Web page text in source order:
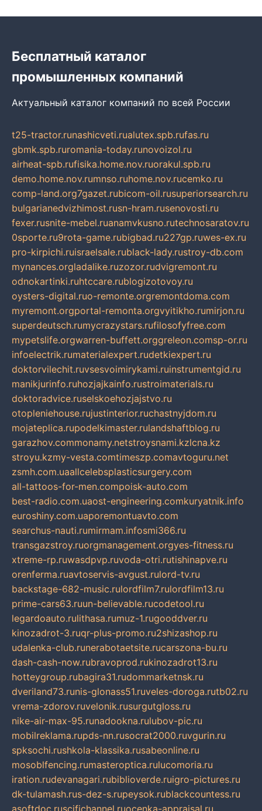
Бесплатный каталог
промышленных компаний
Актуальный каталог компаний по всей России
t25-tractor.runashicveti.rualutex.spb.rufas.ru
gbmk.spb.ruromania-today.runovoizol.ru
airheat-spb.rufisika.home.nov.ruorakul.spb.ru
demo.home.nov.rumnso.ruhome.nov.rucemko.ru
comp-land.org7gazet.rubicom-oil.rusuperiorsearch.ru
bulgarianedvizhimost.rusn-hram.rusenovosti.ru
fexer.rusnite-mebel.ruanamvkusno.rutechnosaratov.ru
0sporte.ru9rota-game.rubigbad.ru227gp.ruwes-ex.ru
pro-kirpichi.ruisraelsale.rublack-lady.rustroy-db.com
mynances.orgladalike.ruzozor.rudvigremont.ru
odnokartinki.ruhtccare.rublogizotovoy.ru
oysters-digital.ruo-remonte.orgremontdoma.com
myremont.orgportal-remonta.orgvyitikho.rumirjon.ru
superdeutsch.rumycrazystars.rufilosofyfree.com
mypetslife.orgwarren-buffett.orggreleon.comsp-or.ru
infoelectrik.rumaterialexpert.rudetkiexpert.ru
doktorvilechit.ruvsesvoimirykami.ruinstrumentgid.ru
manikjurinfo.ruhozjajkainfo.rustroimaterials.ru
doktoradvice.ruselskoehozjajstvo.ru
otopleniehouse.rujustinterior.ruchastnyjdom.ru
mojateplica.rupodelkimaster.rulandshaftblog.ru
garazhov.commonamy.netstroysnami.kzlcna.kz
stroyu.kzmy-vesta.comtimeszp.comavtoguru.net
zsmh.com.uaallcelebsplasticsurgery.com
all-tattoos-for-men.compoisk-auto.com
best-radio.com.uaost-engineering.comkuryatnik.info
euroshiny.com.uaporemontuavto.com
searchus-nauti.rumirmam.infosmi366.ru
transgazstroy.ruorgmanagement.orgyes-fitness.ru
xtreme-rp.ruwasdpvp.ruvoda-otri.rutishinapve.ru
orenferma.ruavtoservis-avgust.rulord-tv.ru
backstage-682-music.rulordfilm7.rulordfilm13.ru
prime-cars63.ruun-believable.rucodetool.ru
legardoauto.rulithasa.rumuz-1.rugooddver.ru
kinozadrot-3.ruqr-plus-promo.ru2shizashop.ru
udalenka-club.runerabotaetsite.rucarszona-bu.ru
dash-cash-now.rubravoprod.rukinozadrot13.ru
hotteygroup.rubagira31.rudommarketnsk.ru
dveriland73.runis-glonass51.ruveles-doroga.rutb02.ru
vrema-zdorov.ruvelonik.rusurgutgloss.ru
nike-air-max-95.runadookna.rulubov-pic.ru
mobilreklama.rupds-nn.rusocrat2000.ruvgurin.ru
spksochi.rushkola-klassika.rusabeonline.ru
mosoblfencing.rumasteroptica.rulucomoria.ru
iration.rudevanagari.rubiblioverde.ruigro-pictures.ru
dk-tulamash.rus-dez-s.rupeysok.rublackcountess.ru
asoftdoc.ruscifichannel.ruocenka-appraisal.ru